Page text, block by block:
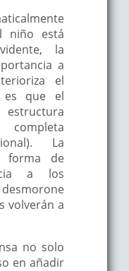
niño está
la
a
el
es que el
La
forma de
a los
volverán a
no solo
en añadir